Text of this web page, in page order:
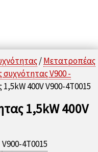
/Μετατροπέας
V900 -
400V V900-4T0015
1,5kW 400V
V900-4T0015